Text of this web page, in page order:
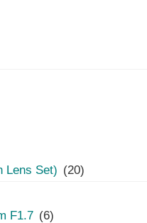
Lens Set) (20)
F1.7 (6)